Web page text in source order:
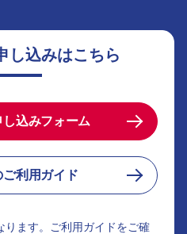
し込みはこちら
込みフォーム
ご利用ガイド
ります。ご利用ガイドをご確